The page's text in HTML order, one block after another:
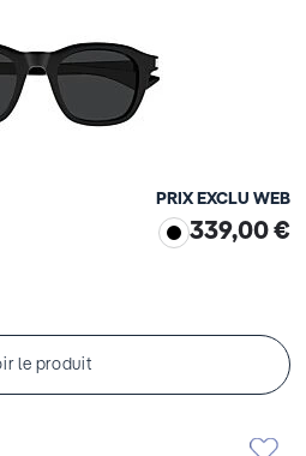
PRIX EXCLU WEB
339,00 €
le produit